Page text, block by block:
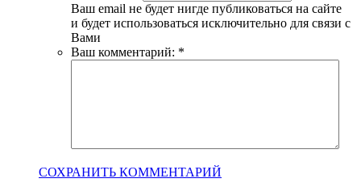
Ваш email не будет нигде публиковаться на сайте
и будет использоваться исключительно для связи с
Вами
Ваш комментарий: *
СОХРАНИТЬ КОММЕНТАРИЙ